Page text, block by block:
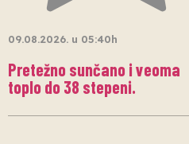
09.08.2026. u 05:40h
Pretežno sunčano i veoma
toplo do 38 stepeni.